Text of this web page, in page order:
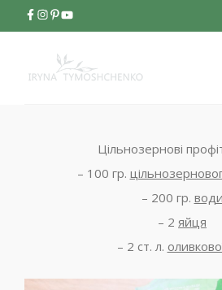
Цільнозернові
– 100 гр.
– 200 гр. води
– 2 яйця
– 2 ст. л.